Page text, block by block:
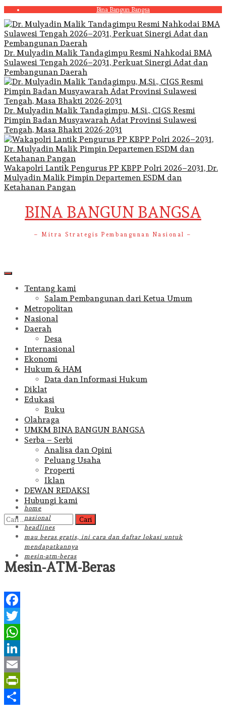
Skip
to
content
Bina Bangun Bangsa
Dr. Mulyadin Malik Tandagimpu Resmi Nahkodai BMA
Sulawesi Tengah 2026–2031, Perkuat Sinergi Adat dan
Pembangunan Daerah
Dr. Mulyadin Malik Tandagimpu, M.Si., CIGS Resmi
Pimpin Badan Musyawarah Adat Provinsi Sulawesi
Tengah, Masa Bhakti 2026-2031
Wakapolri Lantik Pengurus PP KBPP Polri 2026–2031, Dr.
Mulyadin Malik Pimpin Departemen ESDM dan
Ketahanan Pangan
BINA BANGUN BANGSA
– Mitra Strategis Pembangunan Nasional –
Primary
Tentang kami
Salam Pembangunan dari Ketua Umum
Metropolitan
Nasional
Daerah
Desa
Internasional
Ekonomi
Hukum & HAM
Data dan Informasi Hukum
Diklat
Edukasi
Buku
Olahraga
UMKM BINA BANGUN BANGSA
Serba – Serbi
Analisa dan Opini
Peluang Usaha
Properti
Iklan
DEWAN REDAKSI
Hubungi kami
Cari
untuk:
home
nasional
headlines
mau beras gratis, ini cara dan daftar lokasi untuk
mendapatkannya
mesin-atm-beras
Mesin-ATM-Beras
Facebook
Twitter
WhatsApp
LinkedIn
Email
PrintFriendly